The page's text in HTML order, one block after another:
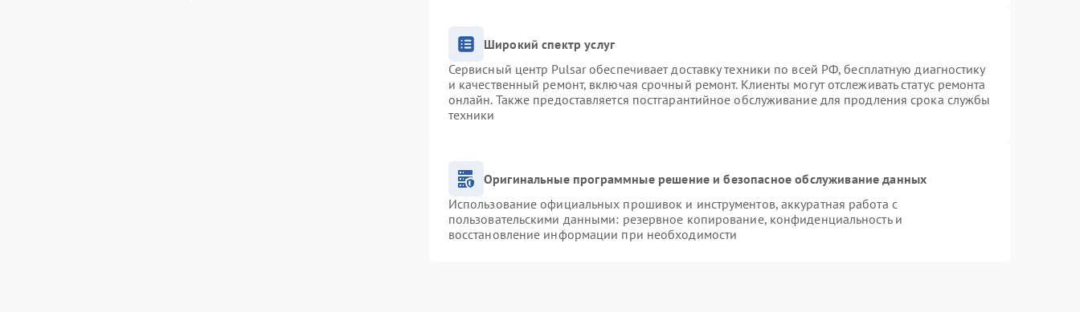
Широкий спектр услуг
Сервисный центр Pulsar обеспечивает доставку техники по всей РФ, бесплатную диагностику
и качественный ремонт, включая срочный ремонт. Клиенты могут отслеживать статус ремонта
онлайн. Также предоставляется постгарантийное обслуживание для продления срока службы
техники
Оригинальные программные решение и безопасное обслуживание данных
Использование официальных прошивок и инструментов, аккуратная работа с
пользовательскими данными: резервное копирование, конфиденциальность и
восстановление информации при необходимости